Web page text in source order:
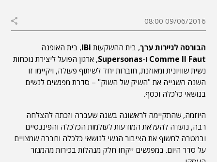
09/06/2016 08:00
הבורסה לניירות ערך, בית ההשקעות IBI, בית האופנה
Comme Il Faut ו-Supersonas, ארגון הפועל ליצירת נוכחות
נשית שוויונית ומאוזנת, חוברות יחד לשיתוף פעולה, ויקיימו זו
השנה השנייה את "השיק של השוק" – סדרת מפגשים לנשים
בנושאי כלכלה וכסף.
היוזמה, שהתקיימה לראשונה בשנה שעברה וזכתה להצלחה
רבה, נועדה להעלאת המודעות לעולמות הכלכלה והפיננסיים
ובמטרה לחשוף את הציבור הנשי לנושאי כלכלה וחברה שמצויים
על סדר היום. במפגשים ייקחו חלק מנהלות בכירות מהמגזר